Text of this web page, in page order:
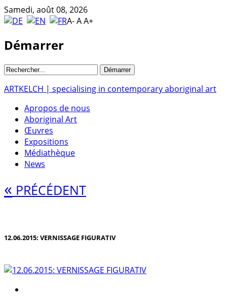
Samedi, août 08, 2026
A-AA+
Démarrer
ARTKELCH | specialising in contemporary aboriginal art
Apropos de nous
Aboriginal Art
Œuvres
Expositions
Médiathèque
News
« PRÉCÉDENT
12.06.2015: VERNISSAGE FIGURATIV